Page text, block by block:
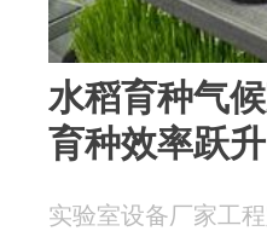
水稻育种气
育种效率跃升
实验室设备厂家工